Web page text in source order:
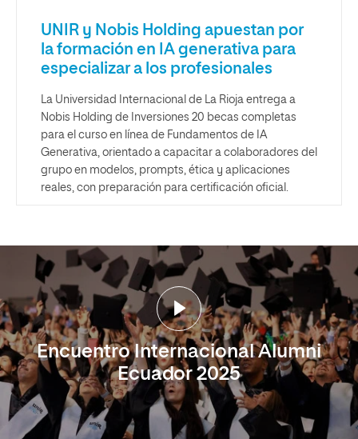
UNIR y Nobis Holding apuestan por
la formación en IA generativa para
especializar a los profesionales
La Universidad Internacional de La Rioja entrega a
Nobis Holding de Inversiones 20 becas completas
para el curso en línea de Fundamentos de IA
Generativa, orientado a capacitar a colaboradores del
grupo en modelos, prompts, ética y aplicaciones
reales, con preparación para certificación oficial.
Encuentro Internacional Alumni
Ecuador 2025